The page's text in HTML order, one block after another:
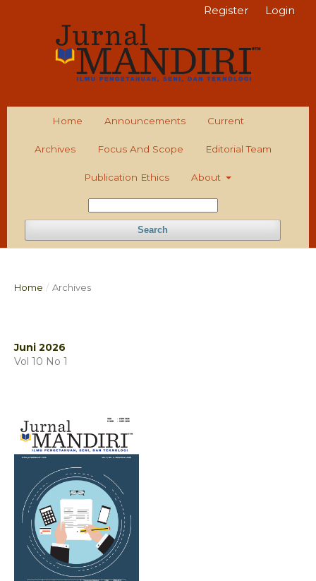
Home Announcements Current
Archives Focus And Scope Editorial Team
Publication Ethics About
Search
Register Login
Home / Archives
Juni 2026
Vol 10 No 1